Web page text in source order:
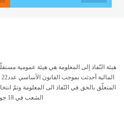
هيئة النّفاذ إلى المعلومة هي هيئة عمومية
المتعلّق بالحق في النّفاذ الى المعلومة وتمّ
الشعب في 18 جويلية 2017